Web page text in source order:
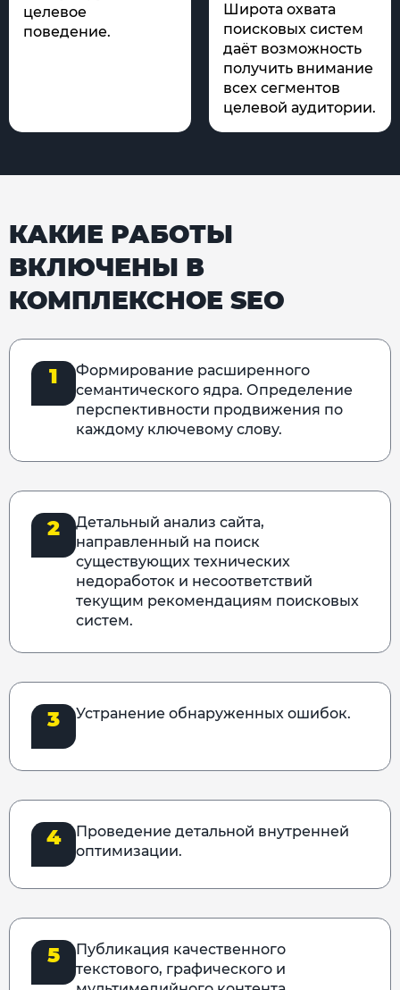
целевое
поведение.
Широта охвата
поисковых систем
даёт возможность
получить внимание
всех сегментов
целевой аудитории.
КАКИЕ РАБОТЫ
ВКЛЮЧЕНЫ В
КОМПЛЕКСНОЕ SEO
1
Формирование расширенного
семантического ядра. Определение
перспективности продвижения по
каждому ключевому слову.
2
Детальный анализ сайта,
направленный на поиск
существующих технических
недоработок и несоответствий
текущим рекомендациям поисковых
систем.
3 Устранение обнаруженных ошибок.
4
Проведение детальной внутренней
оптимизации.
5
Публикация качественного
текстового, графического и